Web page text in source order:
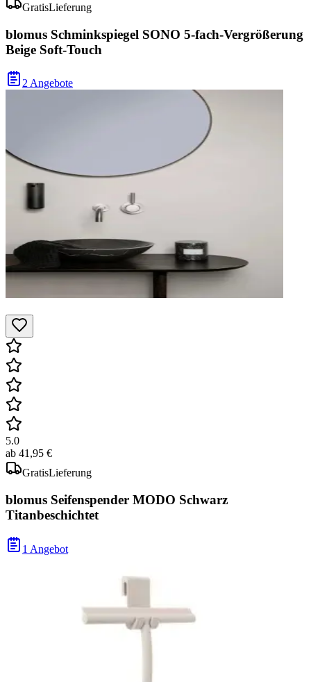
GratisLieferung
blomus Schminkspiegel SONO 5-fach-Vergrößerung
Beige Soft-Touch
2 Angebote
5.0
ab 41,95 €
GratisLieferung
blomus Seifenspender MODO Schwarz
Titanbeschichtet
1 Angebot